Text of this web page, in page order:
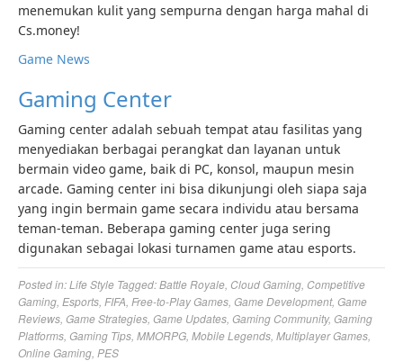
menemukan kulit yang sempurna dengan harga mahal di
Cs.money!
Game News
Gaming Center
Gaming center adalah sebuah tempat atau fasilitas yang
menyediakan berbagai perangkat dan layanan untuk
bermain video game, baik di PC, konsol, maupun mesin
arcade. Gaming center ini bisa dikunjungi oleh siapa saja
yang ingin bermain game secara individu atau bersama
teman-teman. Beberapa gaming center juga sering
digunakan sebagai lokasi turnamen game atau esports.
Posted in:Life Style Tagged:Battle Royale Cloud Gaming Competitive
Gaming Esports FIFA Free-to-Play Games Game Development, Game
Reviews Game Strategies Game Updates Gaming Community, Gaming
Platforms Gaming Tips MMORPG Mobile Legends Multiplayer Games
Online Gaming PES